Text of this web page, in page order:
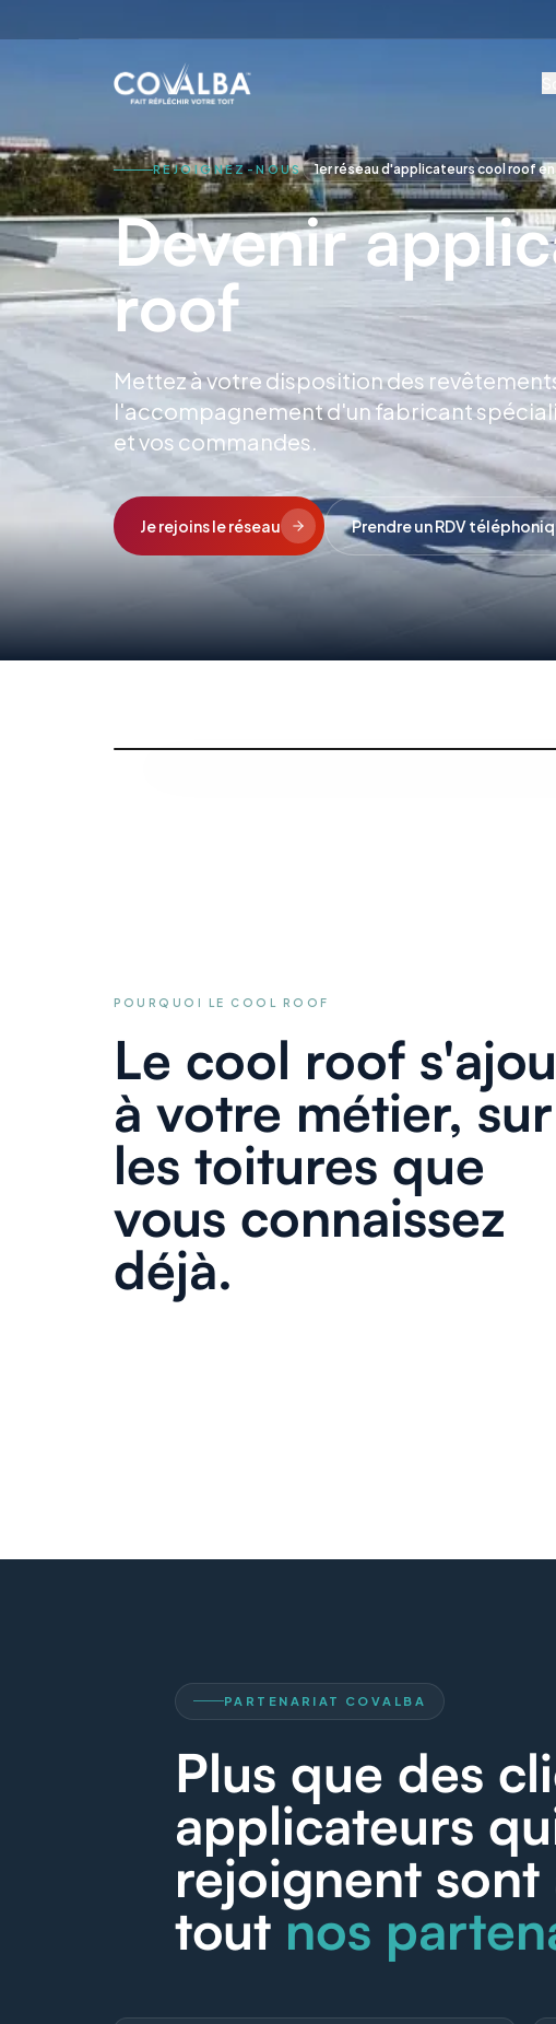
REJOIGNEZ-NOUS 1er réseau d'applicateurs cool roof en
Devenir
roof
Mettez à votre disposition des
l'accompagnement d'un fabricant
et vos commandes.
Je rejoins le réseau Prendre un RDV
POURQUOI LE COOL ROOF
Le cool roof
à votre métier, sur
les toitures que
vous connaissez
déjà.
PARTENARIAT COVALBA
Plus que des
applicateurs
rejoignent sont
tout nos